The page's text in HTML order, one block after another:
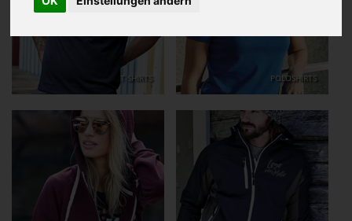
T-SHIRTS POLOSHIRTS